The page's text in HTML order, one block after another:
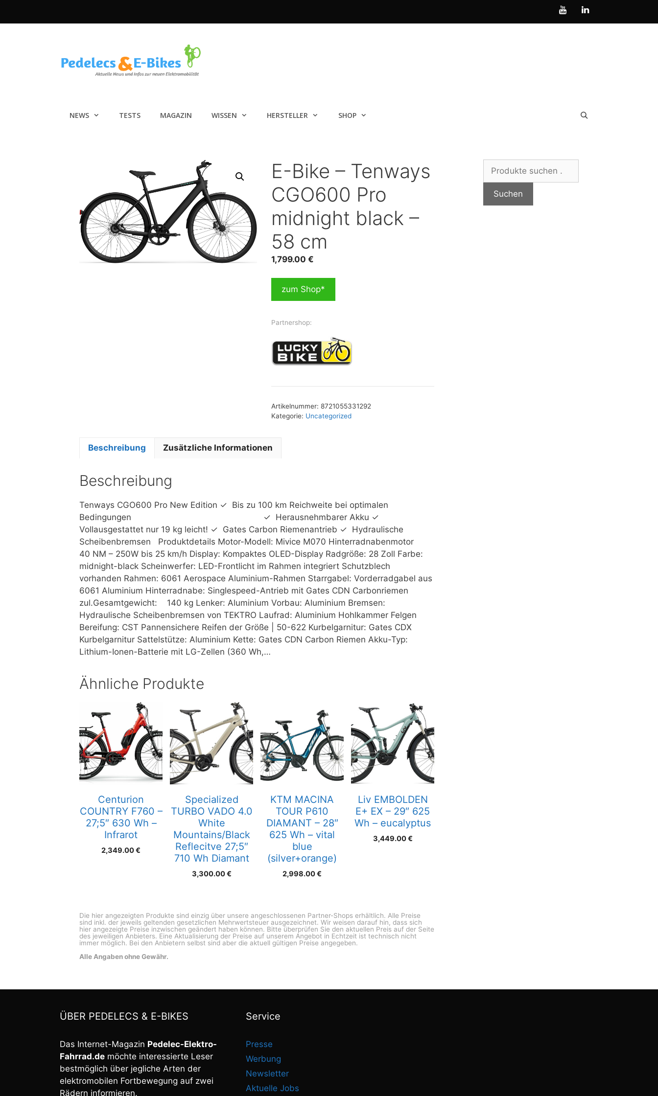
NEWS TESTS MAGAZIN WISSEN HERSTELLER SHOP
E-Bike – Tenways
CGO600 Pro
midnight black –
58 cm
1,799.00 €
zum Shop*
Partnershop:
Artikelnummer: 8721055331292
Kategorie: Uncategorized
Beschreibung Zusätzliche Informationen
Beschreibung
Tenways CGO600 Pro New Edition ✓ Bis zu 100 km Reichweite bei optimalen
Bedingungen ✓ Herausnehmbarer Akku ✓
Vollausgestattet nur 19 kg leicht! ✓ Gates Carbon Riemenantrieb ✓ Hydraulische
Scheibenbremsen Produktdetails Motor-Modell: Mivice M070 Hinterradnabenmotor
40 NM – 250W bis 25 km/h Display: Kompaktes OLED-Display Radgröße: 28 Zoll Farbe:
midnight-black Scheinwerfer: LED-Frontlicht im Rahmen integriert Schutzblech
vorhanden Rahmen: 6061 Aerospace Aluminium-Rahmen Starrgabel: Vorderradgabel aus
6061 Aluminium Hinterradnabe: Singlespeed-Antrieb mit Gates CDN Carbonriemen
zul.Gesamtgewicht: 140 kg Lenker: Aluminium Vorbau: Aluminium Bremsen:
Hydraulische Scheibenbremsen von TEKTRO Laufrad: Aluminium Hohlkammer Felgen
Bereifung: CST Pannensichere Reifen der Größe | 50-622 Kurbelgarnitur: Gates CDX
Kurbelgarnitur Sattelstütze: Aluminium Kette: Gates CDN Carbon Riemen Akku-Typ:
Lithium-Ionen-Batterie mit LG-Zellen (360 Wh,…
Ähnliche Produkte
Centurion
COUNTRY F760 –
27;5″ 630 Wh –
Infrarot
2,349.00€
Specialized
TURBO VADO 4.0
White
Mountains/Black
Reflecitve 27;5″
710 Wh Diamant
3,300.00€
KTM MACINA
TOUR P610
DIAMANT – 28″
625 Wh – vital
blue
(silver+orange)
2,998.00€
Liv EMBOLDEN
E+ EX – 29″ 625
Wh – eucalyptus
3,449.00€
Die hier angezeigten Produkte sind einzig über unsere angeschlossenen Partner-Shops erhältlich. Alle Preise
sind inkl. der jeweils geltenden gesetzlichen Mehrwertsteuer ausgezeichnet. Wir weisen darauf hin, dass sich
hier angezeigte Preise inzwischen geändert haben können. Bitte überprüfen Sie den aktuellen Preis auf der Seite
des jeweiligen Anbieters. Eine Aktualisierung der Preise auf unserem Angebot in Echtzeit ist technisch nicht
immer möglich. Bei den Anbietern selbst sind aber die aktuell gültigen Preise angegeben.
Alle Angaben ohne Gewähr.
nach:
Suchen
ÜBER PEDELECS & E-BIKES
Das Internet-Magazin Pedelec-Elektro-
Fahrrad.de möchte interessierte Leser
bestmöglich über jegliche Arten der
elektromobilen Fortbewegung auf zwei
Rädern informieren.
Service
Presse
Werbung
Newsletter
Aktuelle Jobs